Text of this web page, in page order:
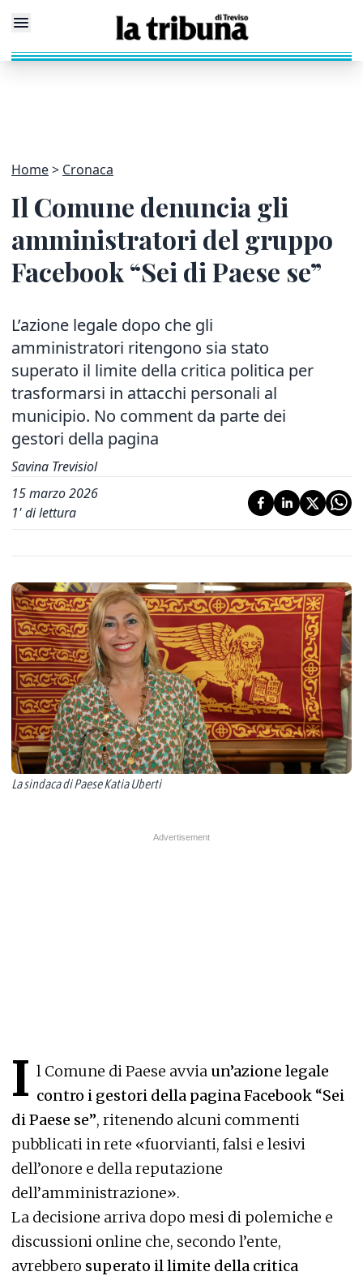
Home Cronaca
Il Comune denuncia gli
amministratori del gruppo
Facebook “Sei di Paese se”
L’azione legale dopo che gli
amministratori ritengono sia stato
superato il limite della critica politica per
trasformarsi in attacchi personali al
municipio. No comment da parte dei
gestori della pagina
Savina Trevisiol
15 marzo 2026
1' di lettura
La sindaca di Paese Katia Uberti
I l Comune di Paese avvia un’azione legale
contro i gestori della pagina Facebook “Sei
di Paese se”, ritenendo alcuni commenti
pubblicati in rete «fuorvianti, falsi e lesivi
dell’onore e della reputazione
dell’amministrazione».
La decisione arriva dopo mesi di polemiche e
discussioni online che, secondo l’ente,
avrebbero superato il limite della critica